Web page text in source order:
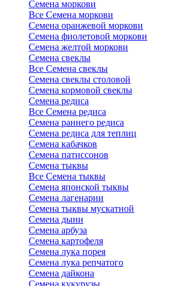
Семена моркови
Все Семена моркови
Семена оранжевой моркови
Семена фиолетовой моркови
Семена желтой моркови
Семена свеклы
Все Семена свеклы
Семена свеклы столовой
Семена кормовой свеклы
Семена редиса
Все Семена редиса
Семена раннего редиса
Семена редиса для теплиц
Семена кабачков
Семена патиссонов
Семена тыквы
Все Семена тыквы
Семена японской тыквы
Семена лагенарии
Семена тыквы мускатной
Семена дыни
Семена арбуза
Семена картофеля
Семена лука порея
Семена лука репчатого
Семена дайкона
Семена кукурузы